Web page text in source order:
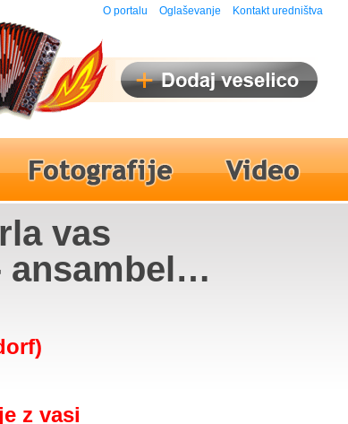
O portalu Oglaševanje Kontakt uredništva
vas
ansambel
z vasi